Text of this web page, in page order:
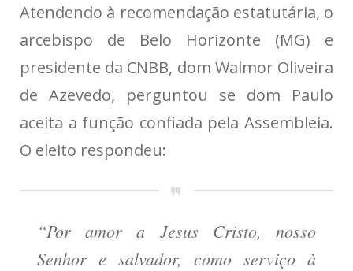
Atendendo à recomendação estatutária, o
arcebispo de Belo Horizonte (MG) e
presidente da CNBB, dom Walmor Oliveira
de Azevedo, perguntou se dom Paulo
aceita a função confiada pela Assembleia.
O eleito respondeu:
“Por amor a Jesus Cristo, nosso
Senhor e salvador, como serviço à